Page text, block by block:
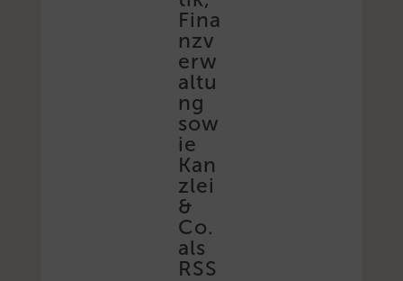
Fina
nzv
erw
altu
ng
sow
ie
Kan
zlei
&
Co.
als
RSS